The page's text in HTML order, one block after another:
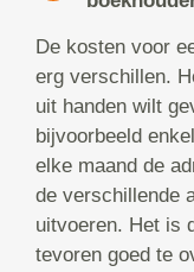
De kosten voor
erg verschillen.
uit handen wilt
bijvoorbeeld
elke maand de
de verschillende
uitvoeren. Het is
tevoren goed te